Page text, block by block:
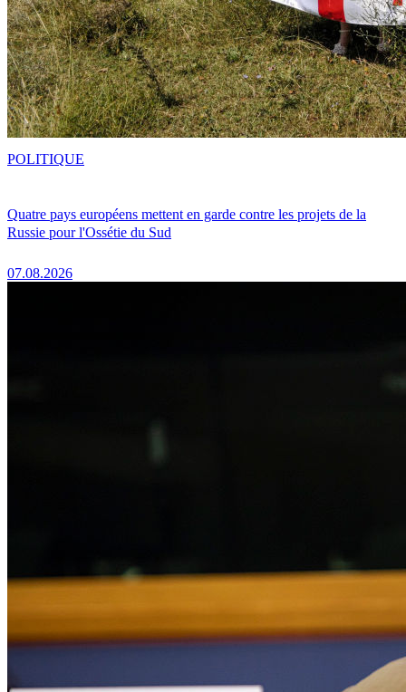
Quatre pays européens mettent en garde contre les projets de la
Russie pour l'Ossétie du Sud
07.08.2026
POLITIQUE